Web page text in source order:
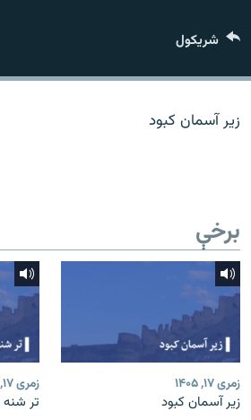
د ازادې اروپا/ ازادي راډيو ټولې پاڼې
شريکول
زیر آسمان کبود
برخې
زمری ۱۷, ۱۴۰۵
زیر آسمان کبود
زمری ۱۷, ۱۴۰۵
تر شنه